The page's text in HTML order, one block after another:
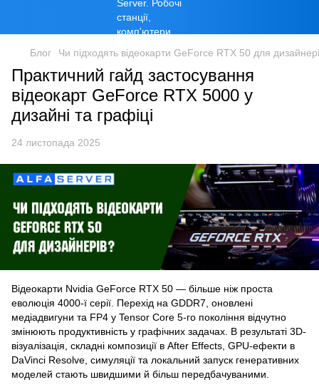
Блог Чи підходять відеокарти GeForce RTX 50 для
Практичний гайд застосування
відеокарт GeForce RTX 5000 у
дизайні та графіці
24 листопада 2025
Відеокарти Nvidia GeForce RTX 50 — більше ніж проста
еволюція 4000-ї серії. Перехід на GDDR7, оновлені
медіадвигуни та FP4 у Tensor Core 5-го покоління відчутно
змінюють продуктивність у графічних задачах. В результаті 3D-
візуалізація, складні композиції в After Effects, GPU-ефекти в
DaVinci Resolve, симуляції та локальний запуск генеративних
моделей стають швидшими й більш передбачуваними.